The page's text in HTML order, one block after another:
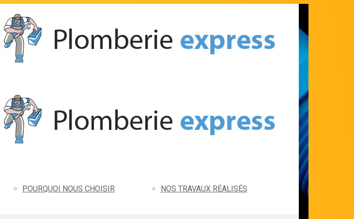
POURQUOI NOUS CHOISIR NOS TRAVAUX RÉALISÉS